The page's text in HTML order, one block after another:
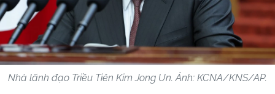
Nhà lãnh đạo Triều Tiên Kim Jong Un. Ảnh: KCNA/KNS/AP.